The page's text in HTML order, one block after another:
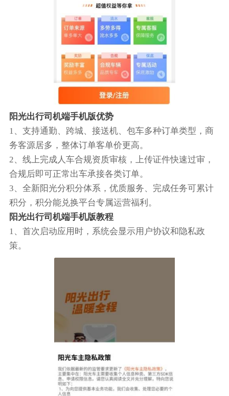
阳光出行司机端手机版优势
1、支持通勤、跨城、接送机、包车多种订单类型，商
务客源居多，整体订单客单价更高。
2、线上完成人车合规资质审核，上传证件快速过审，
合规后即可正常出车承接各类订单。
3、全新阳光分积分体系，优质服务、完成任务可累计
积分，积分能兑换平台专属运营福利。
阳光出行司机端手机版教程
1、首次启动应用时，系统会显示用户协议和隐私政
策。